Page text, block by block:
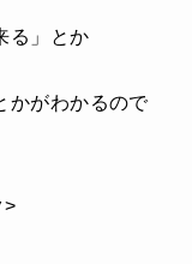
る」とか
かがわかるので
>